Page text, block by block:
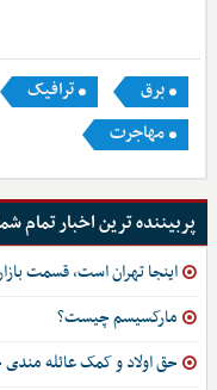
برق ترافیک
مهاجرت
پربیننده ترین اخبار تمام
اینجا تهران است، قسمت
مارکسیسم چیست؟
حق اولاد و کمک عائله